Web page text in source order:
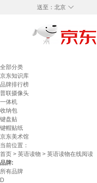
◇
送至： 北京
全部分类
京东知识库
品牌排行榜
普联摄像头
一体机
收纳包
键盘贴
键帽贴纸
京东美术馆
当前位置：
首页 > 英语读物 > 英语读物在线阅读
品牌:
所有品牌
D